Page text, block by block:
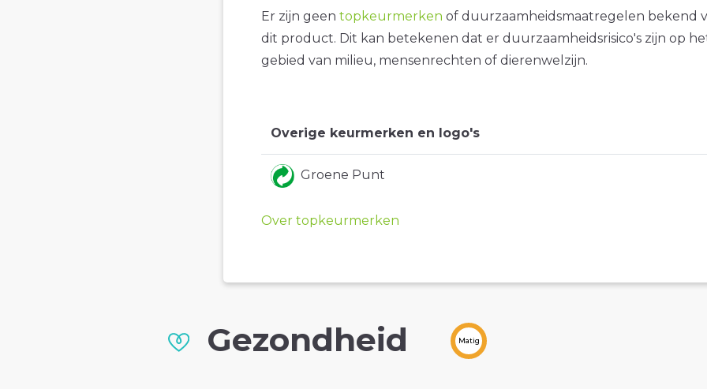
Er zijn geen topkeurmerken of duurzaamheidsmaatregelen bekend
dit product. Dit kan betekenen dat er duurzaamheidsrisico's zijn op
gebied van milieu, mensenrechten of dierenwelzijn.
Overige keurmerken en logo's
Groene Punt
Over topkeurmerken
Gezondheid Matig